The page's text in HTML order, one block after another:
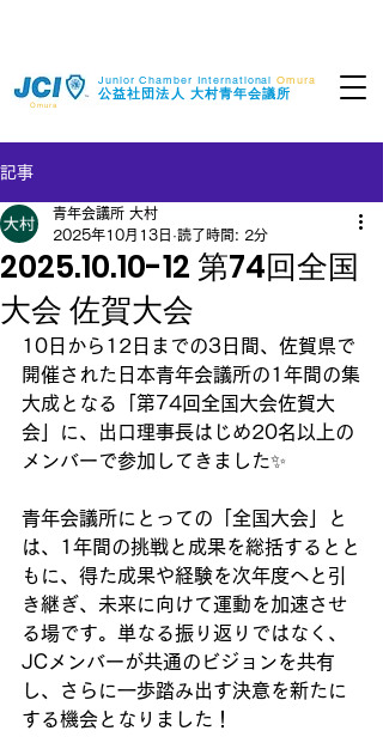
Junior Chamber International Omura
​公益社団法人 大村青年会議所
Omura
記事
2025.10.10-12 第74回全国
大会 佐賀大会
青年会議所 大村
2025年10月13日 読了時間: 2分
10日から12日までの3日間、佐賀県で
開催された日本青年会議所の1年間の集
大成となる「第74回全国大会佐賀大
会」に、出口理事長はじめ20名以上の
メンバーで参加してきました✨
青年会議所にとっての「全国大会」と
は、1年間の挑戦と成果を総括するとと
もに、得た成果や経験を次年度へと引
き継ぎ、未来に向けて運動を加速させ
る場です。単なる振り返りではなく、
JCメンバーが共通のビジョンを共有
し、さらに一歩踏み出す決意を新たに
する機会となりました！